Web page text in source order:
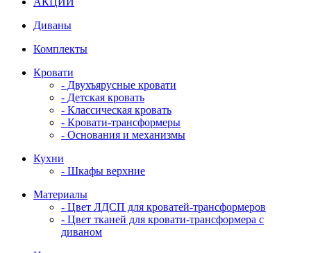
Диваны
Комплекты
Кровати
- Двухъярусные кровати
- Детская кровать
- Классическая кровать
- Кровати-трансформеры
- Основания и механизмы
Кухни
- Шкафы верхние
Материалы
- Цвет ЛДСП для кроватей-трансформеров
- Цвет тканей для кровати-трансформера с
диваном